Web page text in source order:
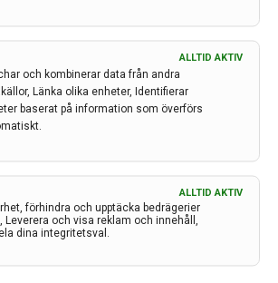
ALLTID AKTIV
och kombinerar data från andra
Länka olika enheter, Identifierar
baserat på information som överförs
förhindra och upptäcka bedrägerier
Leverera och visa reklam och innehåll,
dina integritetsval.
ALLTID AKTIV